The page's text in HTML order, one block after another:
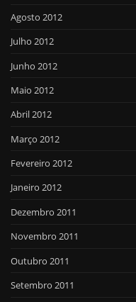
Agosto 2012
Julho 2012
Junho 2012
Maio 2012
Abril 2012
Março 2012
Fevereiro 2012
Janeiro 2012
Dezembro 2011
Novembro 2011
Outubro 2011
Setembro 2011